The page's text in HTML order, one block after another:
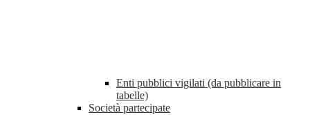
Enti pubblici vigilati (da pubblicare in
tabelle)
Società partecipate